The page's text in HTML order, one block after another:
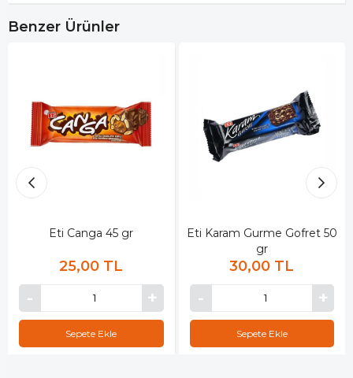
Benzer Ürünler
Eti Canga 45 gr
25,00 TL
Sepete Ekle
Eti Karam Gurme Gofret 50
gr
30,00 TL
Sepete Ekle